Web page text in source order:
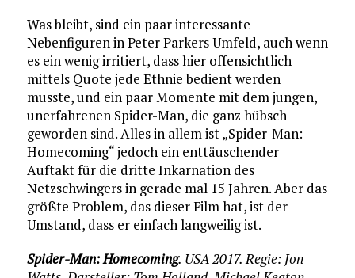
Was bleibt, sind ein paar interessante
Nebenfiguren in Peter Parkers Umfeld, auch wenn
es ein wenig irritiert, dass hier offensichtlich
mittels Quote jede Ethnie bedient werden
musste, und ein paar Momente mit dem jungen,
unerfahrenen Spider-Man, die ganz hübsch
geworden sind. Alles in allem ist „Spider-Man:
Homecoming“ jedoch ein enttäuschender
Auftakt für die dritte Inkarnation des
Netzschwingers in gerade mal 15 Jahren. Aber das
größte Problem, das dieser Film hat, ist der
Umstand, dass er einfach langweilig ist.
Spider-Man: Homecoming. USA 2017. Regie: Jon